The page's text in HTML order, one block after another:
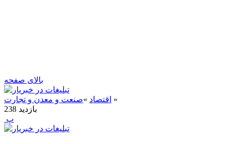
بالای صفحه
اقتصاد »صنعت و معدن و تجارت
»
238 بازدید
‍ پ